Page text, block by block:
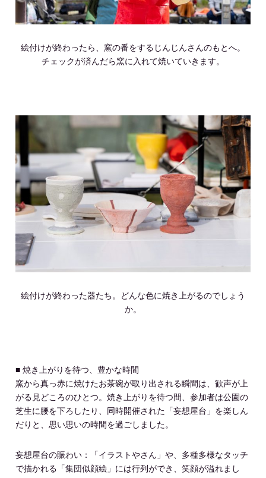
絵付けが終わったら、窯の番をするじんじんさんのもとへ。
チェックが済んだら窯に入れて焼いていきます。
絵付けが終わった器たち。どんな色に焼き上がるのでしょう
か。
■ 焼き上がりを待つ、豊かな時間
窯から真っ赤に焼けたお茶碗が取り出される瞬間は、歓声が上
がる見どころのひとつ。焼き上がりを待つ間、参加者は公園の
芝生に腰を下ろしたり、同時開催された「妄想屋台」を楽しん
だりと、思い思いの時間を過ごしました。
妄想屋台の賑わい：「イラストやさん」や、多種多様なタッチ
で描かれる「集団似顔絵」には行列ができ、笑顔が溢れまし